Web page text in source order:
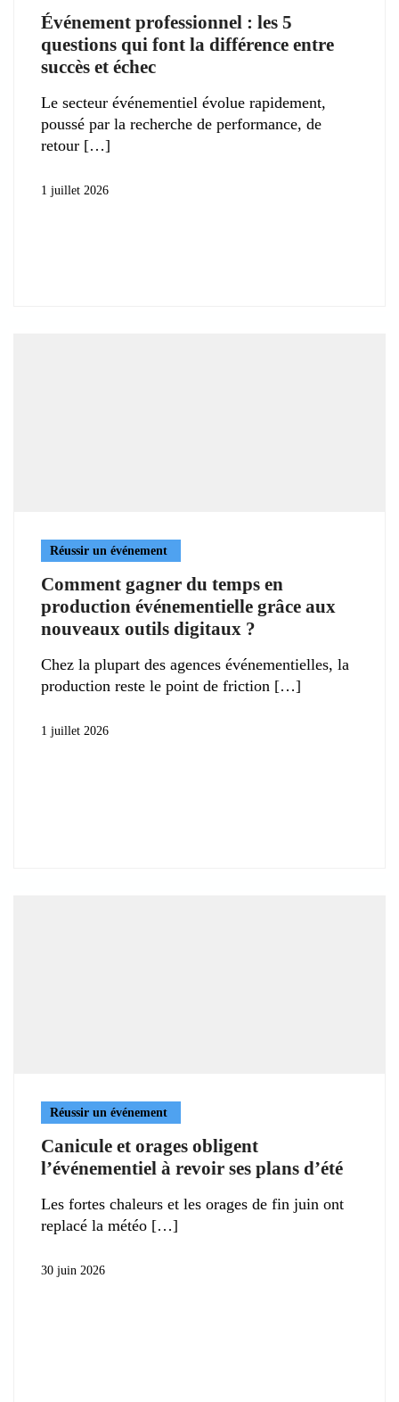
Événement professionnel : les 5
questions qui font la différence entre
succès et échec
Le secteur événementiel évolue rapidement,
poussé par la recherche de performance, de
retour
1 juillet 2026
Réussir un événement
Comment gagner du temps en
production événementielle grâce aux
nouveaux outils digitaux ?
Chez la plupart des agences événementielles, la
production reste le point de friction
1 juillet 2026
Réussir un événement
Canicule et orages obligent
l’événementiel à revoir ses plans d’été
Les fortes chaleurs et les orages de fin juin ont
replacé la météo
30 juin 2026